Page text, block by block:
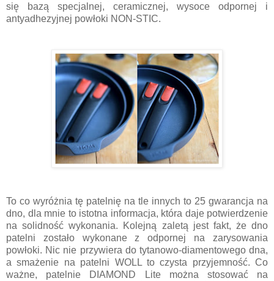
się bazą specjalnej, ceramicznej, wysoce odpornej i
antyadhezyjnej powłoki NON-STIC.
To co wyróżnia tę patelnię na tle innych to 25 gwarancja na
dno, dla mnie to istotna informacja, która daje potwierdzenie
na solidność wykonania. Kolejną zaletą jest fakt, że dno
patelni zostało wykonane z odpornej na zarysowania
powłoki. Nic nie przywiera do tytanowo-diamentowego dna,
a smażenie na patelni WOLL to czysta przyjemność. Co
ważne, patelnie DIAMOND Lite można stosować na